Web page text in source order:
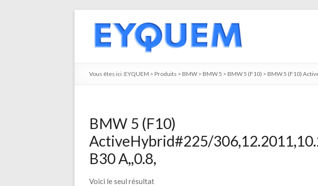
Vous êtes ici :EYQUEM > Produits > BMW > BMW 5 > BMW 5 (F10) > BMW 5 (F10)
BMW 5 (F10)
ActiveHybrid#225/
B30 A,,0.8,
Voici le seul résultat